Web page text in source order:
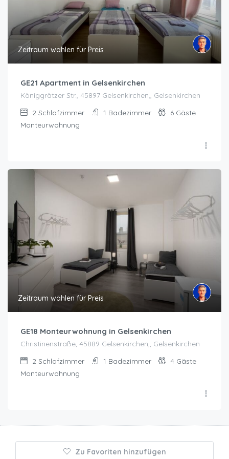
Zeitraum wählen für Preis
GE21 Apartment in Gelsenkirchen
Königgrätzer Str., 45897 Gelsenkirchen,, Gelsenkirchen
2 Schlafzimmer 1 Badezimmer 6 Gäste
Monteurwohnung
Zeitraum wählen für Preis
GE18 Monteurwohnung in Gelsenkirchen
Christinenstraße, 45889 Gelsenkirchen,, Gelsenkirchen
2 Schlafzimmer 1 Badezimmer 4 Gäste
Monteurwohnung
Zu Favoriten hinzufügen